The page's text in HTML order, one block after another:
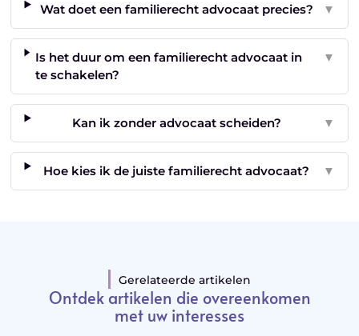
Wat doet een familierecht advocaat precies? ▼
Is het duur om een familierecht advocaat in
te schakelen?
▼
Kan ik zonder advocaat scheiden? ▼
Hoe kies ik de juiste familierecht advocaat? ▼
Gerelateerde artikelen
Ontdek artikelen die overeenkomen
met uw interesses